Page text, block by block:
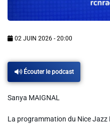
Alerte Méduses 06
Issa Nissa OGC Nice
RCN Soutiens
02 JUIN 2026 - 20:00
Écouter le podcast
Sanya MAIGNAL
La programmation du Nice Jazz